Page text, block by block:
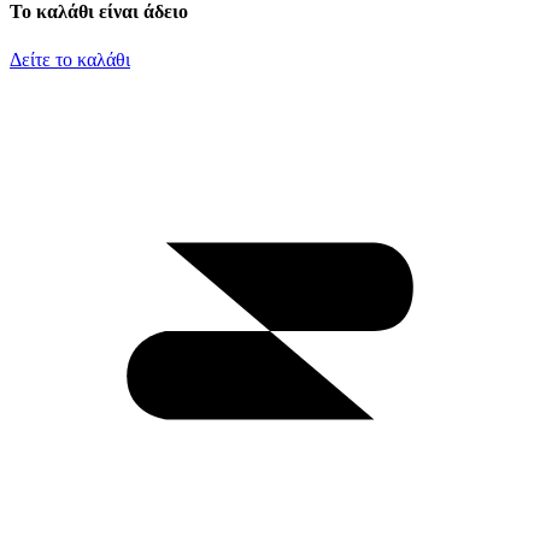
Το καλάθι είναι άδειο
Δείτε το καλάθι